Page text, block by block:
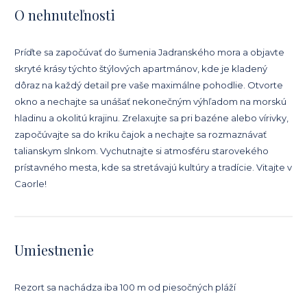
O nehnuteľnosti
Príďte sa započúvať do šumenia Jadranského mora a objavte
skryté krásy týchto štýlových apartmánov, kde je kladený
dôraz na každý detail pre vaše maximálne pohodlie. Otvorte
okno a nechajte sa unášať nekonečným výhľadom na morskú
hladinu a okolitú krajinu. Zrelaxujte sa pri bazéne alebo vírivky,
započúvajte sa do kriku čajok a nechajte sa rozmaznávať
talianskym slnkom. Vychutnajte si atmosféru starovekého
prístavného mesta, kde sa stretávajú kultúry a tradície. Vitajte v
Caorle!
Umiestnenie
Rezort sa nachádza iba 100 m od piesočných pláží